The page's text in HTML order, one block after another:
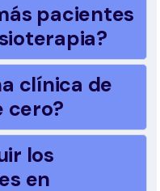
pacientes
clínica de
cero?
los
en